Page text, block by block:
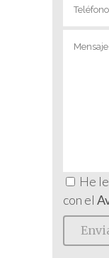
He
con el